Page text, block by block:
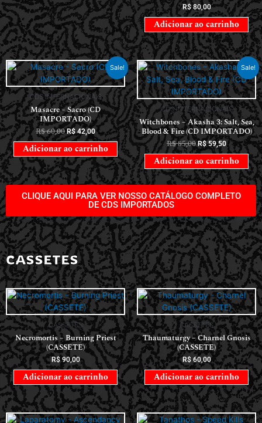
R$80,00
Adicionar ao carrinho
Sale!
CDS INTERNACIONAIS
Masacre – Sacro (CD
IMPORTADO)
R$60,00 R$ 42,00
Adicionar ao carrinho
Sale!
CDS INTERNACIONAIS
Witchbones – Akasha 3: Salt, Sea,
Blood & Fire (CD IMPORTADO)
R$85,00 R$59,50
Adicionar ao carrinho
CLIQUE AQUI PARA VER NOSSO CATÁLOGO COMPLETO
DE CDS IMPORTADOS
CASSETES
CASSETES
Necromortis – Burning Priest
(CASSETE)
R$90,00
Adicionar ao carrinho
CASSETES
Thaumaturgy – Charnel Gnosis
(CASSETE)
R$60,00
Adicionar ao carrinho